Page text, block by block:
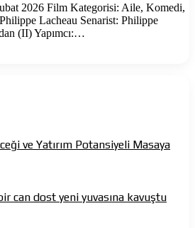
2026 Film Kategorisi: Aile, Komedi,
Lacheau Senarist: Philippe
(II) Yapımcı:…
ve Yatırım Potansiyeli Masaya
can dost yeni yuvasına kavuştu